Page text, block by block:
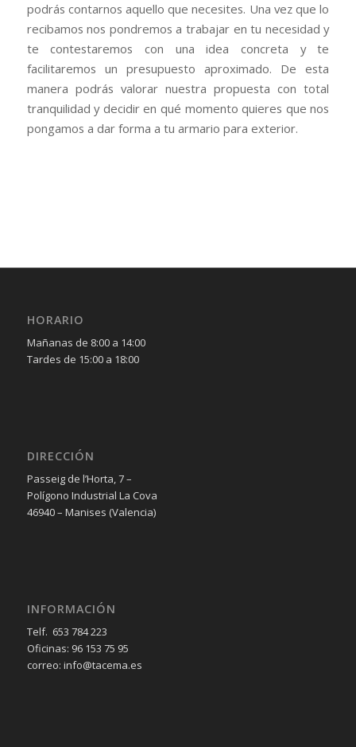
podrás contarnos aquello que necesites. Una vez que lo
recibamos nos pondremos a trabajar en tu necesidad y
te contestaremos con una idea concreta y te
facilitaremos un presupuesto aproximado. De esta
manera podrás valorar nuestra propuesta con total
tranquilidad y decidir en qué momento quieres que nos
pongamos a dar forma a tu armario para exterior.
HORARIO
Mañanas de 8:00 a 14:00
Tardes de 15:00 a 18:00
DIRECCIÓN
Passeig de l’Horta, 7 –
Polígono Industrial La Cova
46940 – Manises (Valencia)
INFORMACIÓN
Telf. 653 784 223
Oficinas: 96 153 75 95
correo: info@tacema.es